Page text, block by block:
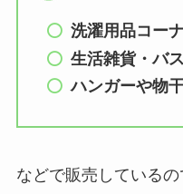
洗濯用品コー
生活雑貨・バ
ハンガーや物
などで販売している